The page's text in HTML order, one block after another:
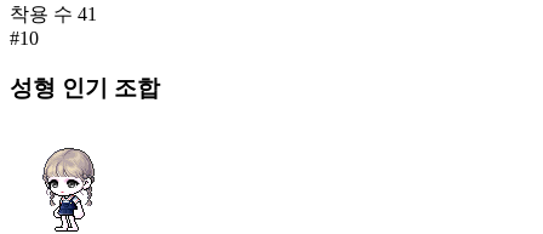
착용 수 41
#10
성형 인기 조합